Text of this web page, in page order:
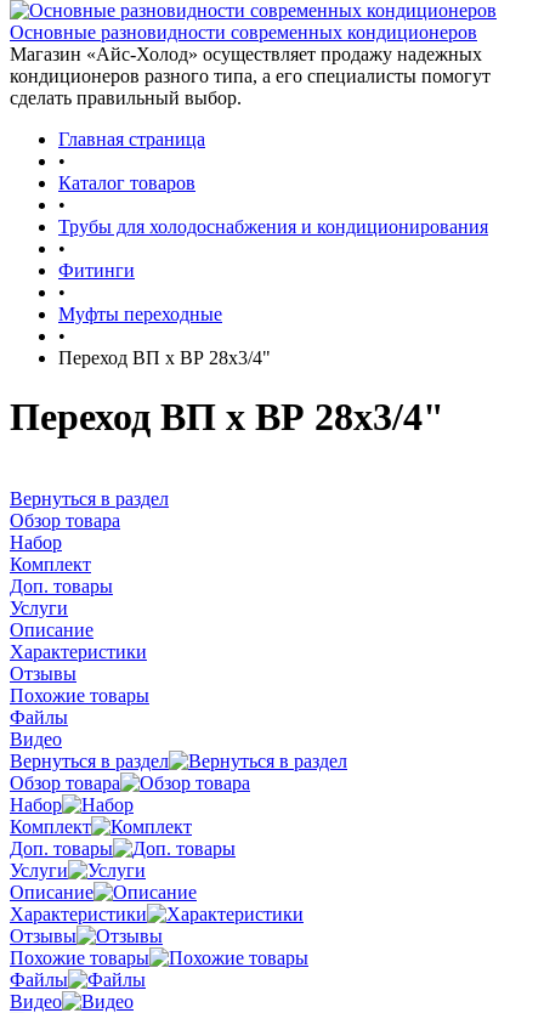
Основные разновидности современных кондиционеров
Магазин «Айс-Холод» осуществляет продажу надежных
кондиционеров разного типа, а его специалисты помогут
сделать правильный выбор.
Главная страница
•
Каталог товаров
•
Трубы для холодоснабжения и кондиционирования
•
Фитинги
•
Муфты переходные
•
Переход ВП х ВР 28х3/4"
Переход ВП х ВР 28х3/4"
Вернуться в раздел
Обзор товара
Набор
Комплект
Доп. товары
Услуги
Описание
Характеристики
Отзывы
Похожие товары
Файлы
Видео
Вернуться в раздел
Обзор товара
Набор
Комплект
Доп. товары
Услуги
Описание
Характеристики
Отзывы
Похожие товары
Файлы
Видео